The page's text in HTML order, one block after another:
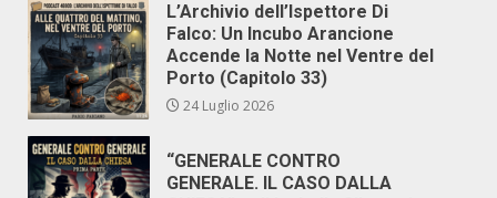
L’Archivio dell’Ispettore Di
Falco: Un Incubo Arancione
Accende la Notte nel Ventre del
Porto (Capitolo 33)
24 Luglio 2026
“GENERALE CONTRO
GENERALE. IL CASO DALLA